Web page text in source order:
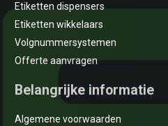
Etiketten dispensers
Etiketten wikkelaars
Volgnummersystemen
Offerte aanvragen
Belangrijke informatie
Algemene voorwaarden